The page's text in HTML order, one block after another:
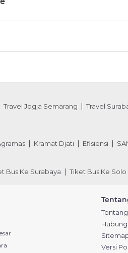
Travel Jogja Semarang Travel
Kramat Djati Efisiensi
Bus Ke Surabaya Tiket Bus Ke Solo
Versi